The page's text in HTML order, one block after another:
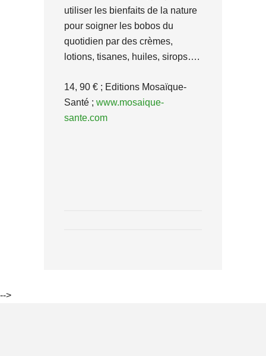
utiliser les bienfaits de la nature
pour soigner les bobos du
quotidien par des crèmes,
lotions, tisanes, huiles, sirops….
14, 90 € ; Editions Mosaïque-
Santé ; www.mosaique-
sante.com
-->